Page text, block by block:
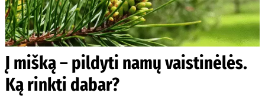
Į mišką – pildyti namų vaistinėlės.
Ką rinkti dabar?